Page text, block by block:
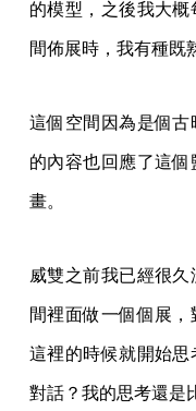
的模型，之後我大
間佈展時，我有種既
這個空間因為是個
的內容也回應了這
畫。
威雙之前我已經很
間裡面做一個個展
這裡的時候就開始
對話？我的思考還是